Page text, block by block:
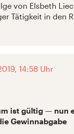
von Elsbeth
Tätigkeit in den
14:58 Uhr
ist gültig — nun
Gewinnabgabe